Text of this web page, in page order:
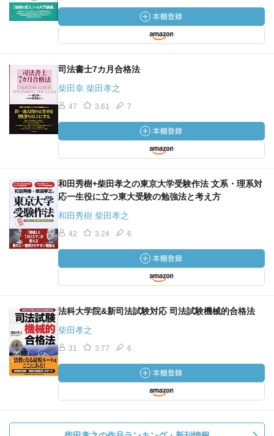
司法書士7カ月合格法
柴田幸 柴田孝之
47 3.61 7
和田秀樹+柴田孝之の東京大学受験作法 文系・理系対
応一生役に立つ東大受験の勉強法と考え方
和田秀樹 柴田孝之
42 3.24 6
法科大学院&新司法試験対応 司法試験機械的合格法
柴田孝之
31 3.77 6